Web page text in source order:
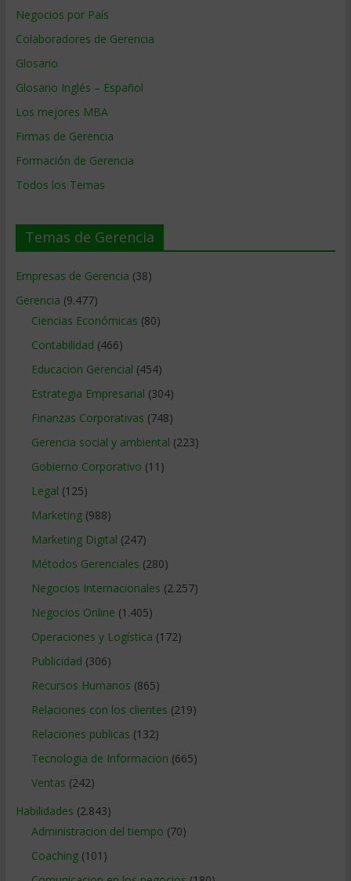
Negocios por País
Colaboradores de Gerencia
Glosario
Glosario Inglés – Español
Los mejores MBA
Firmas de Gerencia
Formación de Gerencia
Todos los Temas
Temas de Gerencia
Empresas de Gerencia (38)
Gerencia (9.477)
Ciencias Económicas (80)
Contabilidad (466)
Educacion Gerencial (454)
Estrategia Empresarial (304)
Finanzas Corporativas (748)
Gerencia social y ambiental (223)
Gobierno Corporativo (11)
Legal (125)
Marketing(988)
Marketing Digital (247)
Métodos Gerenciales (280)
Negocios Internacionales (2.257)
Negocios Online (1.405)
Operaciones y Logística (172)
Publicidad (306)
Recursos Humanos (865)
Relaciones con los clientes (219)
Relaciones publicas (132)
Tecnologia de Informacion (665)
Ventas (242)
Habilidades (2.843)
Administracion del tiempo (70)
Coaching(101)